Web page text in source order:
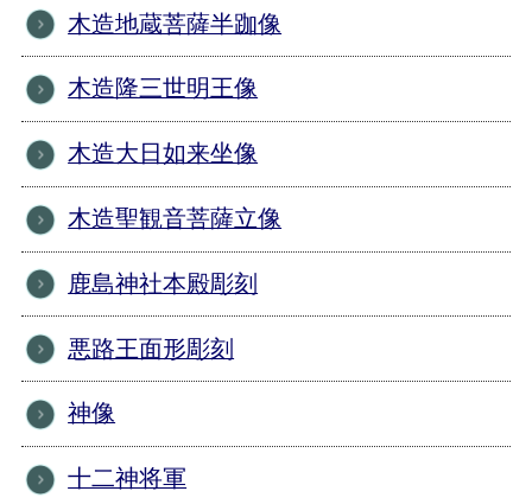
木造地蔵菩薩半跏像
木造隆三世明王像
木造大日如来坐像
木造聖観音菩薩立像
鹿島神社本殿彫刻
悪路王面形彫刻
神像
十二神将軍